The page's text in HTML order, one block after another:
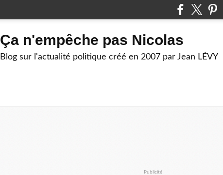
Ça n'empêche pas Nicolas
Blog sur l'actualité politique créé en 2007 par Jean LÉVY
Publicité